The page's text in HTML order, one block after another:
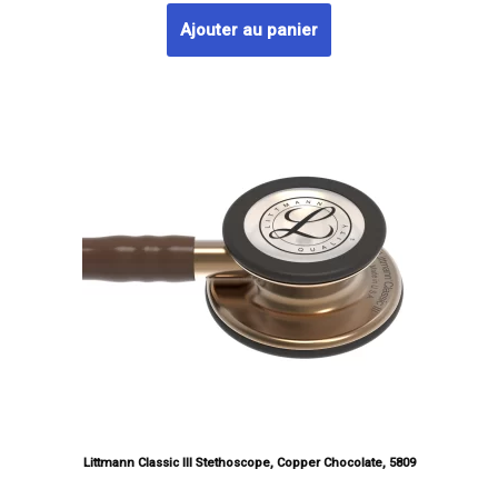
Ajouter au panier
Littmann Classic III Stethoscope, Copper Chocolate, 5809